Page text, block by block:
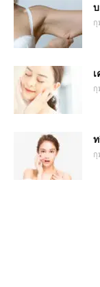
กุ
กุ
กุ